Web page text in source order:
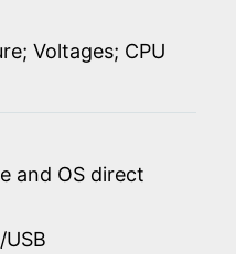
Voltages; CPU
and OS direct